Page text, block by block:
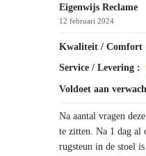
Eigenwijs Reclame
12 februari 2024
Kwaliteit / Comfort
Service / Levering :
Voldoet aan
Na aantal vragen
te zitten. Na 1 dag al
rugsteun in de stoel